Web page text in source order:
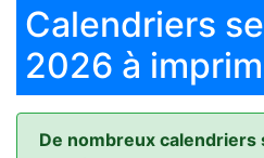
Calendriers
2026 à
De nombreux